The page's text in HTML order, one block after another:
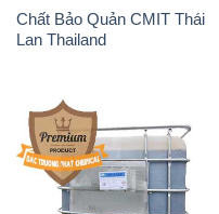
Chất Bảo Quản CMIT Thái
Lan Thailand